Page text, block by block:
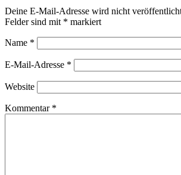
Deine E-Mail-Adresse wird nicht
Felder sind mit * markiert
Name *
E-Mail-Adresse *
Website
Kommentar *